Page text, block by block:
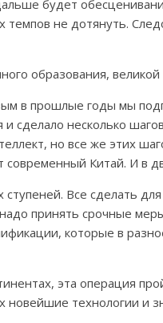
будет
не дотянуть.
образования, великой
в прошлые годы мы
сделало несколько
но все же этих
современный Китай. И в
Все сделать
принять срочные
которые в
эта операция
новейшие технологии и